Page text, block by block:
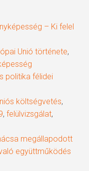
– Ki felel
Unió története,
politika félidei
költségvetés,
, felülvizsgálat,
megállapodott
együttműködés